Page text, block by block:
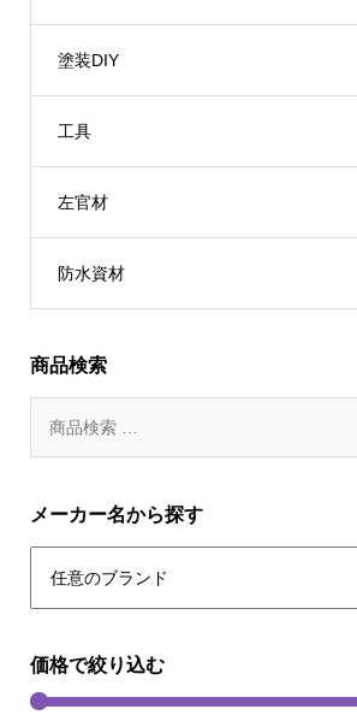
塗装DIY
工具
左官材
防水資材
商品検索
メーカー名から探す
価格で絞り込む